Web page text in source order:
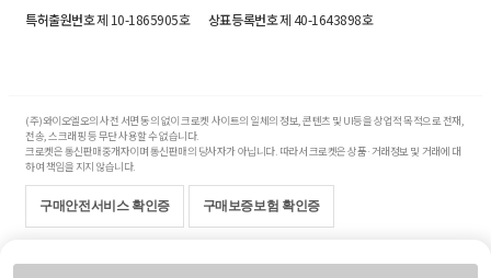
특허출원번호제 10-1865905호 상표등록번호제 40-1643898호
(주)와이오엘오의 사전 서면 동의 없이 크로켓 사이트의 일체의 정보, 콘텐츠 및 UI등을 상업적 목적으로 전재,
전송, 스크래핑 등 무단 사용할 수 없습니다.
크로켓은 통신판매중개자이며 통신판매의 당사자가 아닙니다. 따라서 크로켓은 상품·거래정보 및 거래에 대
하여 책임을 지지 않습니다.
구매안전서비스 확인증 구매보증보험 확인증